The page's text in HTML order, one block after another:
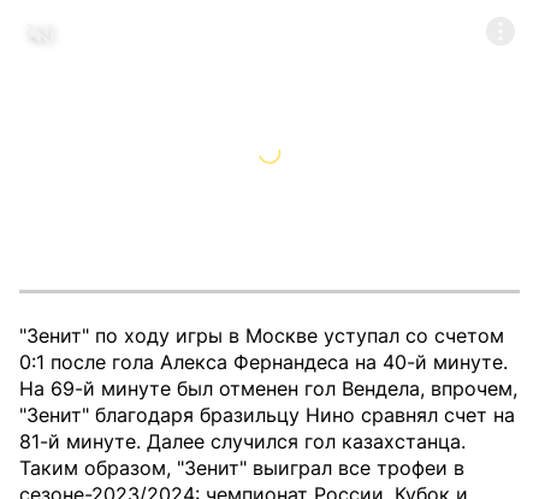
"Зенит" по ходу игры в Москве уступал со счетом
0:1 после гола Алекса Фернандеса на 40-й минуте.
На 69-й минуте был отменен гол Вендела, впрочем,
"Зенит" благодаря бразильцу Нино сравнял счет на
81-й минуте. Далее случился гол казахстанца.
Таким образом, "Зенит" выиграл все трофеи в
сезоне-2023/2024: чемпионат России, Кубок и